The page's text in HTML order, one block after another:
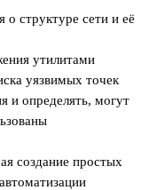
о структуре сети и её
утилитами
уязвимых точек
и определять, могут
создание простых